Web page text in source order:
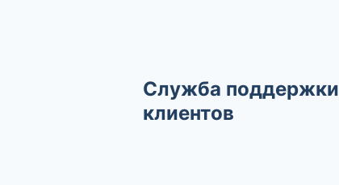
Служба поддержки
клиентов